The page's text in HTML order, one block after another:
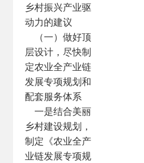
乡村振兴产业驱
动力的建议
（一）做好顶
层设计，尽快制
定农业全产业链
发展专项规划和
配套服务体系
一是结合美丽
乡村建设规划，
制定《农业全产
业链发展专项规